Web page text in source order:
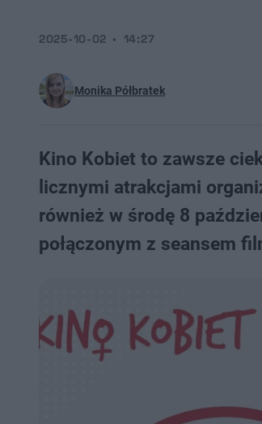
Monika Półbratek
2025-10-02 14:27
Kino Kobiet to zawsze
licznymi atrakcjami
również w środę 8
połączonym z seansem